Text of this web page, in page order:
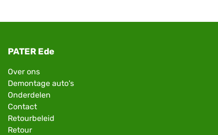
PATER Ede
Over ons
Demontage auto's
Onderdelen
Contact
Retourbeleid
Retour